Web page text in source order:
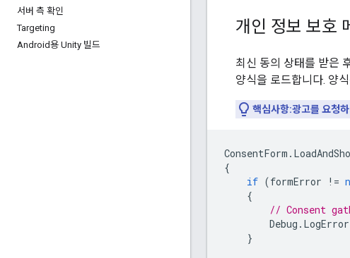
서버 측 확인
Targeting
Android용 Unity 빌드
개인 정보 보호
최신 동의 상태를 받은
양식을 로드합니다. 양
핵심사항:광고를 요청
ConsentForm .
{
if (formError !=
{
// Consent
Debug . LogError
}